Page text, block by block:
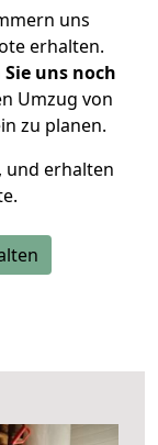
uns
erhalten.
uns noch
Umzug von
zu planen.
und erhalten